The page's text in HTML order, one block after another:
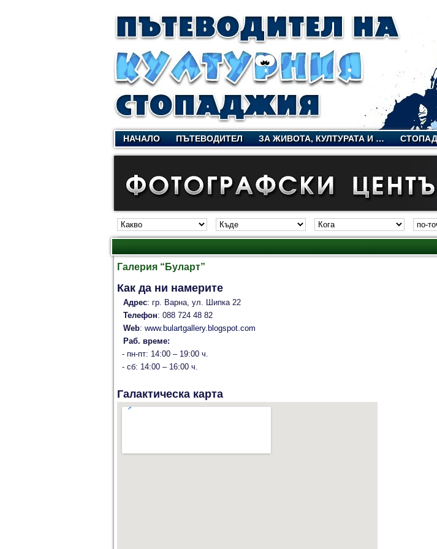
НАЧАЛО
ПЪТЕВОДИТЕЛ ЗА ЖИВОТА, КУЛТУРАТА И …
Галерия “Буларт”
Как да ни намерите
Адрес: гр. Варна, ул. Шипка 22
Телефон: 088 724 48 82
Web: www.bulartgallery.blogspot.com
Раб. време:
- пн-пт: 14:00 – 19:00 ч.
- сб: 14:00 – 16:00 ч.
Галактическа карта